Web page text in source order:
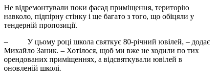
Не відремонтували поки фасад приміщення, територію
навколо, підпірну стінку і ще багато з того, що обіцяли у
тендерній пропозиції.
–
У цьому році школа святкує 80-річний ювілей, – додає
Михайло Заник. – Хотілося, щоб ми вже не ходили по тих
орендованих приміщеннях, а відсвяткували ювілей в
оновленій школі.